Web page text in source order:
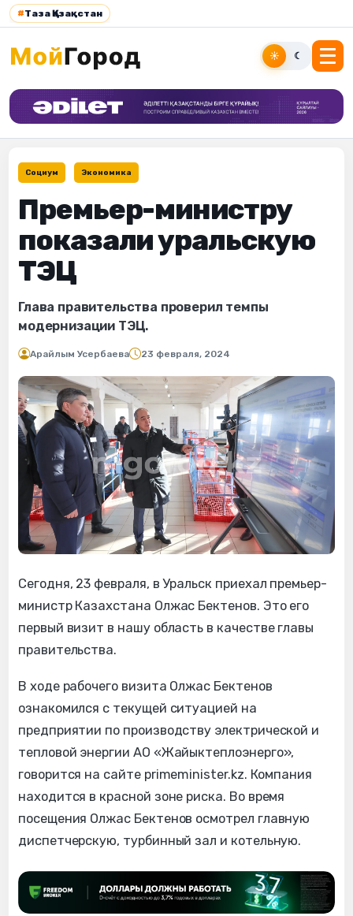
#Таза Қазақстан
☀ ☾
Социум Экономика
Премьер-министру
показали уральскую
ТЭЦ
Глава правительства проверил темпы
модернизации ТЭЦ.
Арайлым Усербаева 23 февраля, 2024
Сегодня, 23 февраля, в Уральск приехал премьер-
министр Казахстана Олжас Бектенов. Это его
первый визит в нашу область в качестве главы
правительства.
В ходе рабочего визита Олжас Бектенов
ознакомился с текущей ситуацией на
предприятии по производству электрической и
тепловой энергии АО «Жайыктеплоэнерго»,
говорится на сайте primeminister.kz. Компания
находится в красной зоне риска. Во время
посещения Олжас Бектенов осмотрел главную
диспетчерскую, турбинный зал и котельную.